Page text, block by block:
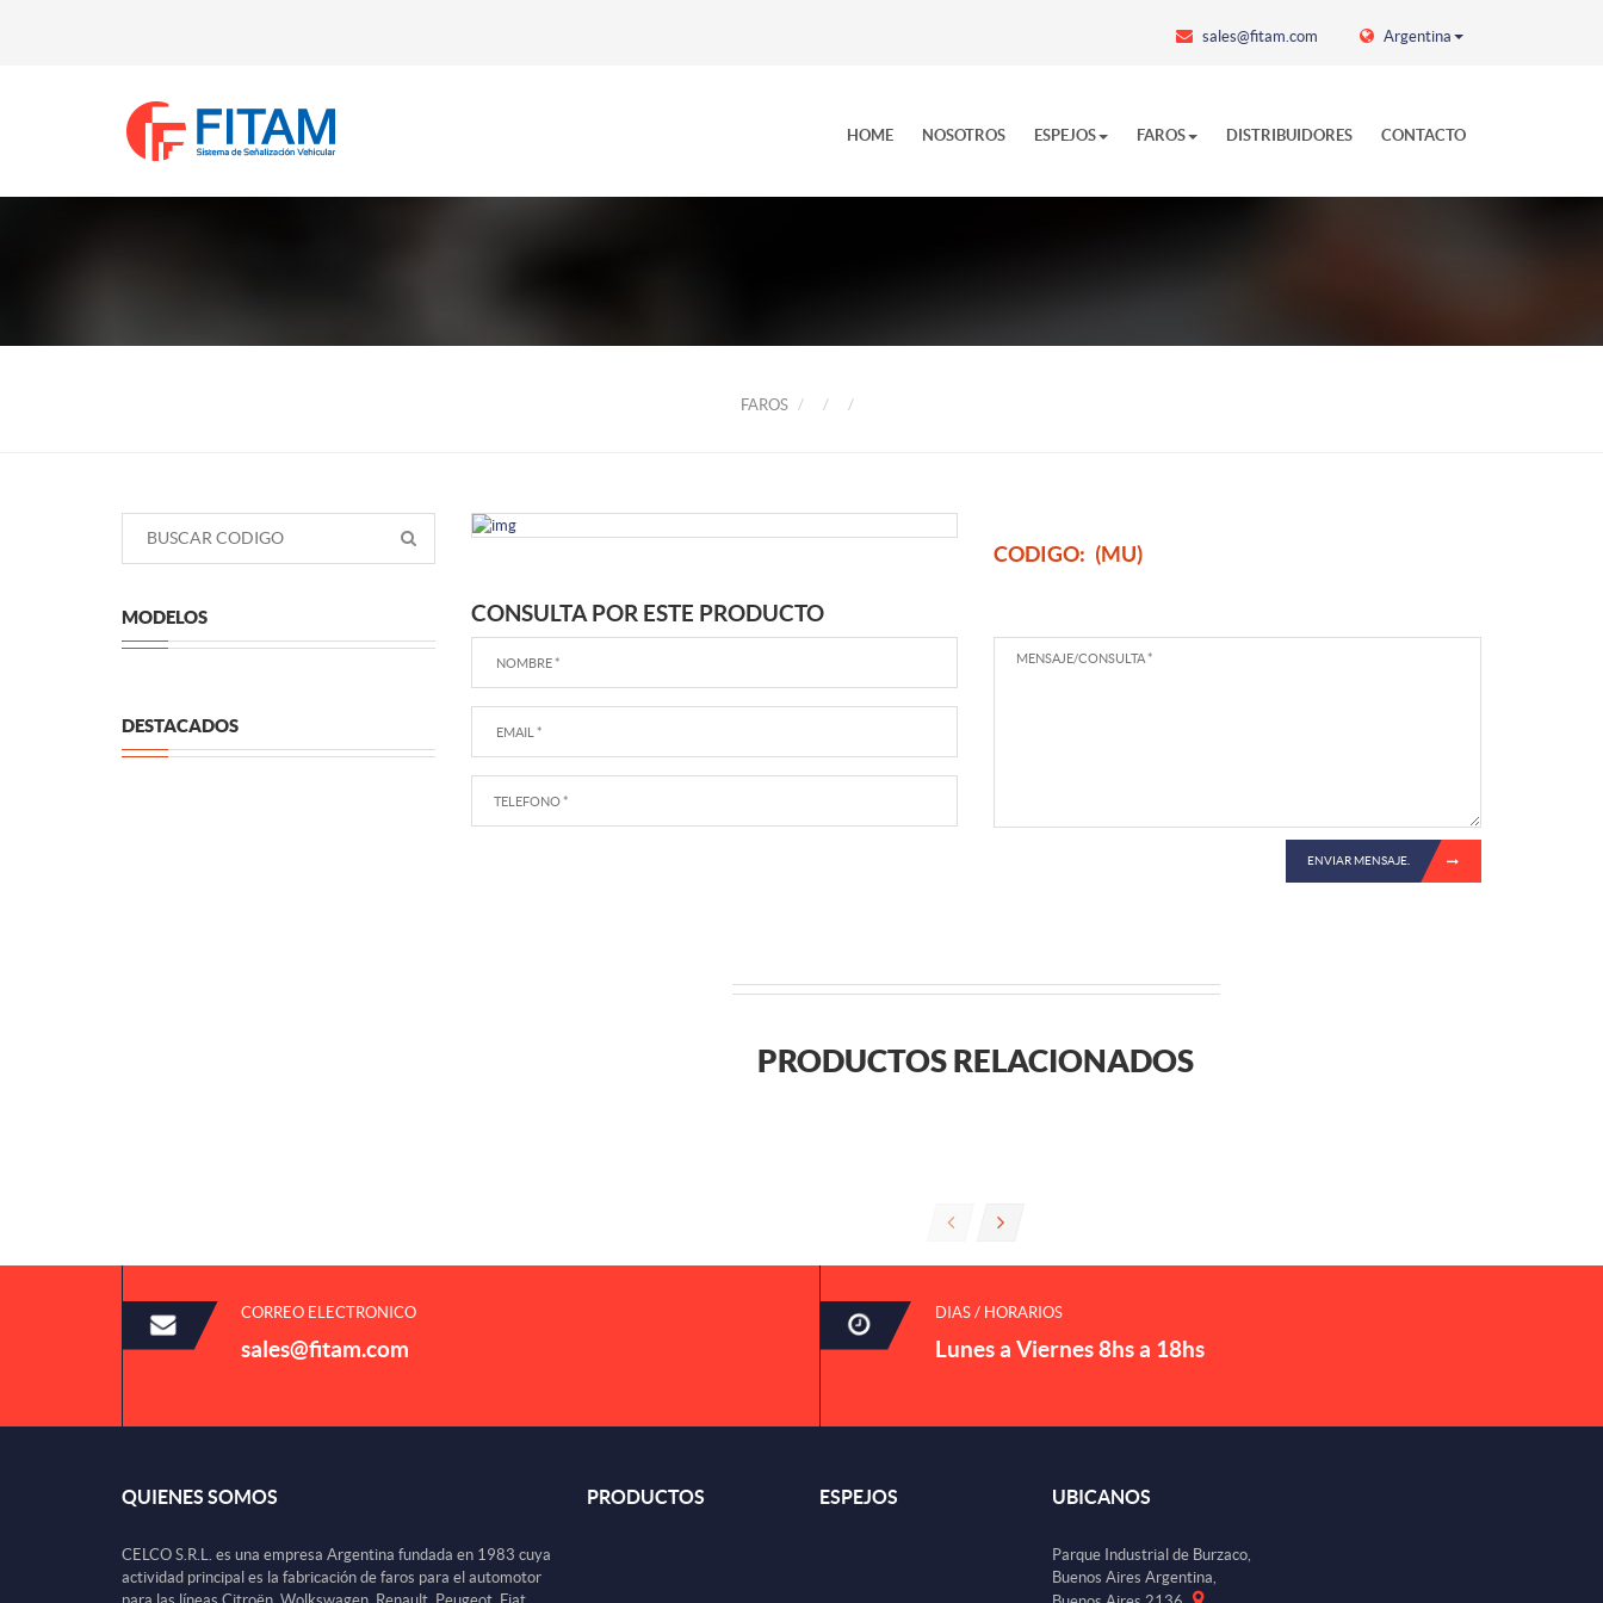
sales@fitam.com Argentina
HOME NOSOTROS ESPEJOS FAROS DISTRIBUIDORES CONTACTO
FAROS
MODELOS
DESTACADOS
CODIGO: (MU)
CONSULTA POR ESTE PRODUCTO
ENVIAR MENSAJE.
PRODUCTOS RELACIONADOS
CORREO ELECTRONICO
sales@fitam.com
DIAS / HORARIOS
Lunes a Viernes 8hs a 18hs
QUIENES SOMOS
CELCO S.R.L. es una empresa Argentina fundada en 1983 cuya
actividad principal es la fabricación de faros para el automotor
PRODUCTOS ESPEJOS UBICANOS
Parque Industrial de Burzaco,
Buenos Aires Argentina,